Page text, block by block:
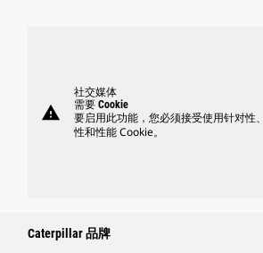
warning
社交媒体
需要 Cookie
要启用此功能，您必须接受使用针对性
性和性能 Cookie。
Caterpillar 品牌